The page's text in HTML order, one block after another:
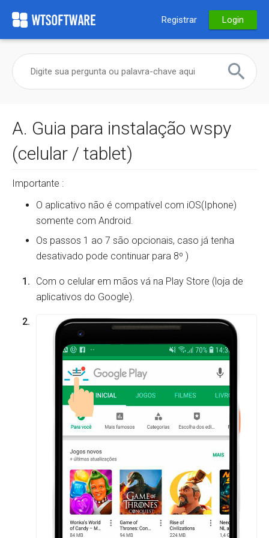
Registrar Login
A. Guia para instalação wspy
(celular / tablet)
Importante :
O aplicativo não é compatível com iOS(Iphone)
somente com Android.
Os passos 1 ao 7 são opcionais, caso já tenha
desativado pode continuar para 8º )
Com o celular em mãos vá na Play Store (loja de
aplicativos do Google).